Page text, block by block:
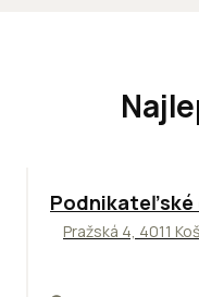
ODPORÚČAME
Podnikateľské
Pražská 4, 4011